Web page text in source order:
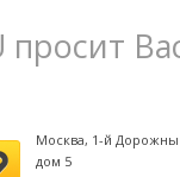
просит
Москва, 1-й
дом 5